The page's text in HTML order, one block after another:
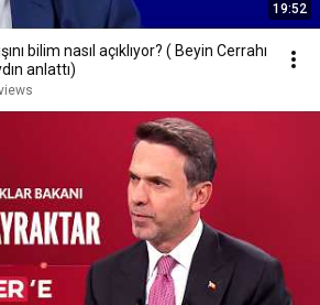
19:52
bilim nasıl açıklıyor? ( Beyin Cerrahı
anlattı)